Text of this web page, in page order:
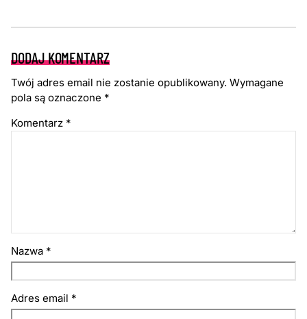
DODAJ KOMENTARZ
Twój adres email nie zostanie opublikowany. Wymagane
pola są oznaczone *
Komentarz *
Nazwa *
Adres email *